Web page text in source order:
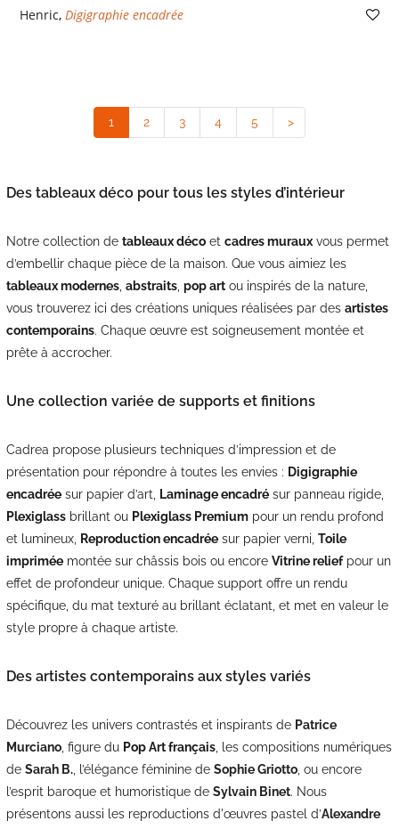
Henric, Digigraphie encadrée
1 (current)
2 3 4 5 >
Des tableaux déco pour tous les styles d’intérieur
Notre collection de tableaux décoet cadres murauxvous permet
d’embellir chaque pièce de la maison. Que vous aimiez les
tableaux modernes, abstraits, pop artou inspirés de la nature,
vous trouverez ici des créations uniques réalisées par des artistes
contemporains. Chaque œuvre est soigneusement montée et
prête à accrocher.
Une collection variée de supports et finitions
Cadrea propose plusieurs techniques d’impression et de
présentation pour répondre à toutes les envies : Digigraphie
encadréesur papier d’art, Laminage encadrésur panneau rigide,
Plexiglassbrillant ou Plexiglass Premiumpour un rendu profond
et lumineux,
Reproduction encadréesur papier verni, Toile
impriméemontée sur châssis bois ou encore Vitrine reliefpour un
effet de profondeur unique. Chaque support offre un rendu
spécifique, du mat texturé au brillant éclatant, et met en valeur le
style propre à chaque artiste.
Des artistes contemporains aux styles variés
Découvrez les univers contrastés et inspirants de Patrice
Murciano, figure du Pop Art français, les compositions numériques
de Sarah B., l’élégance féminine de Sophie Griotto, ou encore
l’esprit baroque et humoristique de Sylvain Binet. Nous
présentons aussi les reproductions d'œuvres pastel d’Alexandre